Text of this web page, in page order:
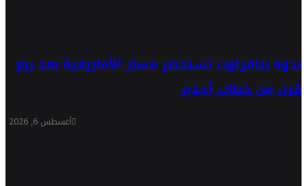
ندوة بتافراوت تستحضر مسار الأمازيغية بعد ربع
قرن من خطاب أجدير
أغسطس 6, 2026